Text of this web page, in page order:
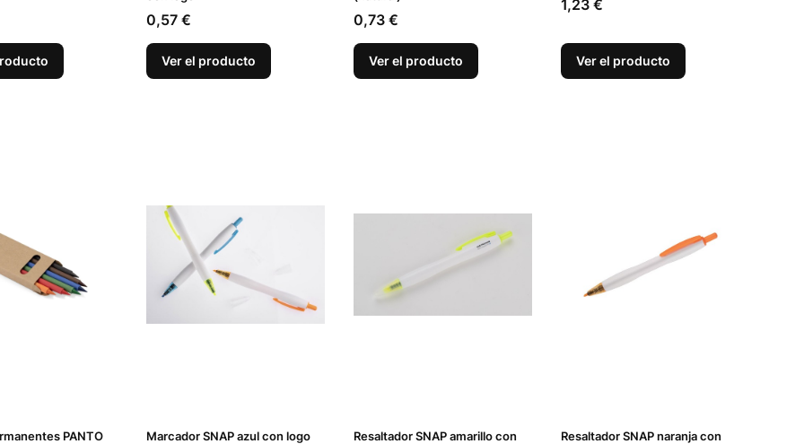
Precio
0,57 €
Ver el producto
Precio
0,73 €
Ver el producto
Precio
1,23 €
Ver el producto
PANTO
Marcador SNAP azul con logo
Resaltador SNAP amarillo con
Resaltador SNAP naranja con